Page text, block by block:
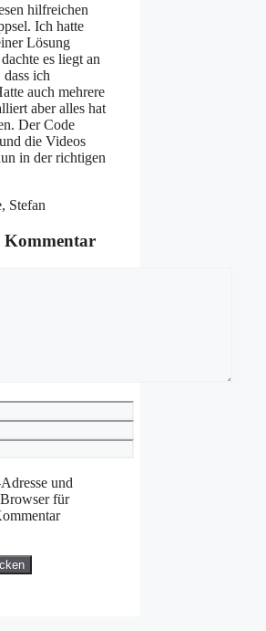
hilfreichen
Ich hatte
Lösung
es liegt an
ich
auch mehrere
aber alles hat
Der Code
die Videos
in der richtigen
Stefan
Kommentar
und
für